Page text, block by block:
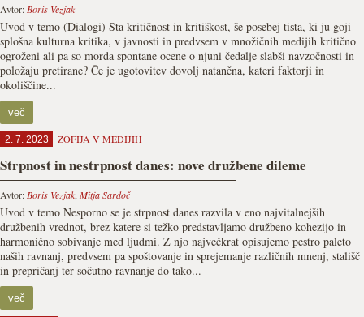
Avtor: Boris Vezjak
Uvod v temo (Dialogi) Sta kritičnost in kritiškost, še posebej tista, ki ju goji
splošna kulturna kritika, v javnosti in predvsem v množičnih medijih kritično
ogroženi ali pa so morda spontane ocene o njuni čedalje slabši navzočnosti in
položaju pretirane? Če je ugotovitev dovolj natančna, kateri faktorji in
okoliščine...
več
2. 7. 2023 ZOFIJA V MEDIJIH
Strpnost in nestrpnost danes: nove družbene dileme
Avtor: Boris Vezjak, Mitja Sardoč
Uvod v temo Nesporno se je strpnost danes razvila v eno najvitalnejših
družbenih vrednot, brez katere si težko predstavljamo družbeno kohezijo in
harmonično sobivanje med ljudmi. Z njo največkrat opisujemo pestro paleto
naših ravnanj, predvsem pa spoštovanje in sprejemanje različnih mnenj, stališč
in prepričanj ter sočutno ravnanje do tako...
več